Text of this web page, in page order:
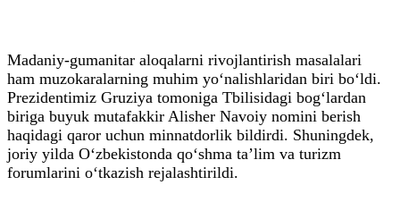
Madaniy-gumanitar aloqalarni rivojlantirish masalalari
ham muzokaralarning muhim yo‘nalishlaridan biri bo‘ldi.
Prezidentimiz Gruziya tomoniga Tbilisidagi bog‘lardan
biriga buyuk mutafakkir Alisher Navoiy nomini berish
haqidagi qaror uchun minnatdorlik bildirdi. Shuningdek,
joriy yilda O‘zbekistonda qo‘shma ta’lim va turizm
forumlarini o‘tkazish rejalashtirildi.